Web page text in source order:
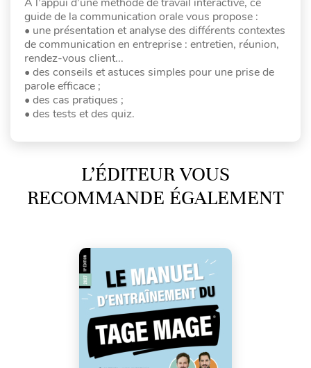
A l’appui d’une méthode de travail interactive, ce
guide de la communication orale vous propose :
• une présentation et analyse des différents contextes
de communication en entreprise : entretien, réunion,
rendez-vous client...
• des conseils et astuces simples pour une prise de
parole efficace ;
• des cas pratiques ;
• des tests et des quiz.
L’ÉDITEUR VOUS
RECOMMANDE ÉGALEMENT